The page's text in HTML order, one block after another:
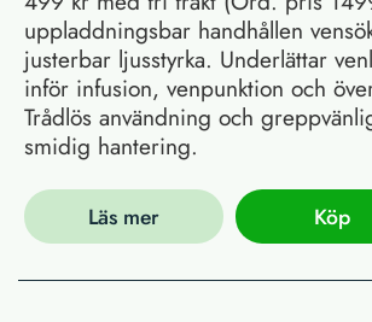
uppladdningsbar handhållen
justerbar ljusstyrka. Underlättar
inför infusion, venpunktion och
Trådlös användning och
smidig hantering.
Läs mer Köp